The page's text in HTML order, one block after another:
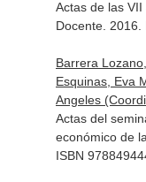
Actas de las
Docente.
Barrera
Esquinas, Eva
Angeles
Actas del
económico de
ISBN